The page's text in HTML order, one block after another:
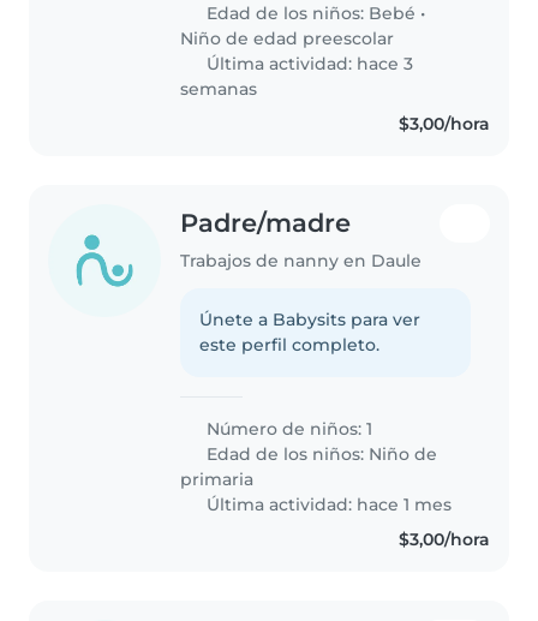
Edad de los niños: Bebé •
Niño de edad preescolar
Última actividad: hace 3
semanas
$3,00/hora
Padre/madre
Trabajos de nanny en Daule
Únete a Babysits para ver
este perfil completo.
Número de niños: 1
Edad de los niños: Niño de
primaria
Última actividad: hace 1 mes
$3,00/hora